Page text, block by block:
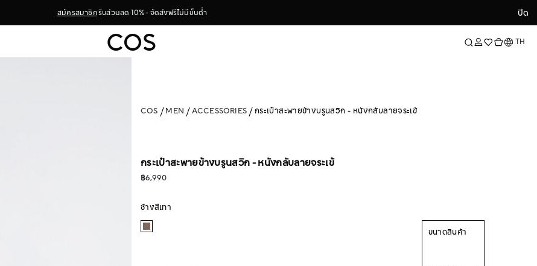
สมัครสมาชิกรับส่วนลด 10% - จัดส่งฟรีไม่มีขั้นต่ำ
ปิด
ปิด
ภาษาTH
COS MEN ACCESSORIES กระเป๋าสะพายข้างบรูนสวิก - หนังกลับลายจระเข้
กระเป๋าสะพายข้างบรูนสวิก - หนังกลับลายจระเข้
฿6,990
ช้างสีเทา
ขนาดสินค้า